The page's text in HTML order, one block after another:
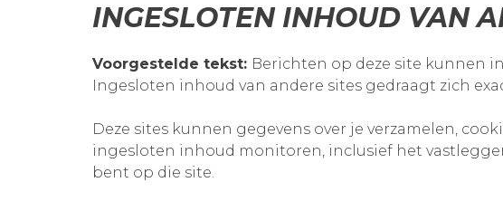
INGESLOTEN INHOUD VAN
Voorgestelde tekst: Berichten op deze site kunnen
Ingesloten inhoud van andere sites gedraagt zich
Deze sites kunnen gegevens over je verzamelen,
ingesloten inhoud monitoren, inclusief het
bent op die site.